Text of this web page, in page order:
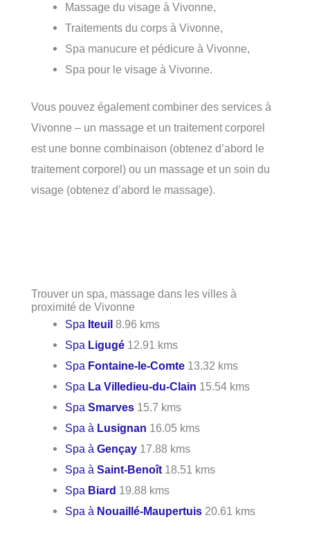
Massage du visage à Vivonne,
Traitements du corps à Vivonne,
Spa manucure et pédicure à Vivonne,
Spa pour le visage à Vivonne.
Vous pouvez également combiner des services à
Vivonne – un massage et un traitement corporel
est une bonne combinaison (obtenez d’abord le
traitement corporel) ou un massage et un soin du
visage (obtenez d’abord le massage).
Trouver un spa, massage dans les villes à
proximité de Vivonne
Spa Iteuil 8.96 kms
Spa Ligugé 12.91 kms
Spa Fontaine-le-Comte 13.32 kms
Spa La Villedieu-du-Clain 15.54 kms
SpaSmarves 15.7 kms
Spa à Lusignan 16.05 kms
Spa àGençay 17.88 kms
Spa àSaint-Benoît 18.51 kms
Spa Biard 19.88 kms
Spa à Nouaillé-Maupertuis 20.61 kms